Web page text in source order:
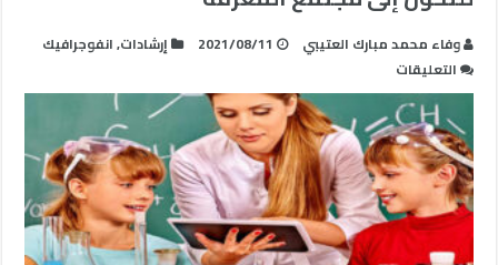
وفاء محمد مبارك العتيبي 2021/08/11 إرشادات,انفوجرافيك
التعليقات
مقترح
دمج
مصادر
التعلم
بمراكز
STEAM
دعما